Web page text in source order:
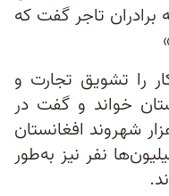
برادران تاجر گفت که
را تشویق تجارت و
خواند و گفت در
شهروند افغانستان
نفر نیز به‌طور